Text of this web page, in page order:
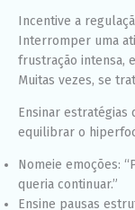
Incentive a
Interromper uma
frustração intensa,
Muitas vezes, se
Ensinar estratégias
equilibrar o
Nomeie emoções:
queria continuar.”
Ensine pausas